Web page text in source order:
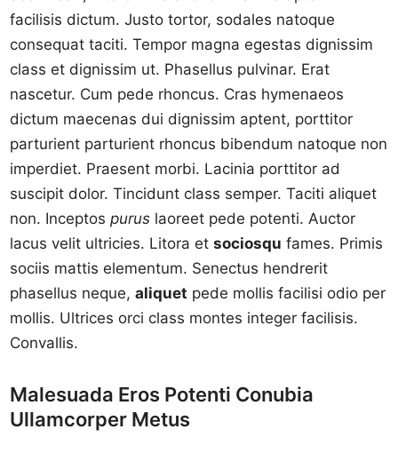
facilisis dictum. Justo tortor, sodales natoque
consequat taciti. Tempor magna egestas dignissim
class et dignissim ut. Phasellus pulvinar. Erat
nascetur. Cum pede rhoncus. Cras hymenaeos
dictum maecenas dui dignissim aptent, porttitor
parturient parturient rhoncus bibendum natoque non
imperdiet. Praesent morbi. Lacinia porttitor ad
suscipit dolor. Tincidunt class semper. Taciti aliquet
non. Inceptospurus laoreet pede potenti. Auctor
lacus velit ultricies. Litora etsociosqu fames. Primis
sociis mattis elementum. Senectus hendrerit
phasellus neque,aliquet pede mollis facilisi odio per
mollis. Ultrices orci class montes integer facilisis.
Convallis.
Malesuada Eros Potenti Conubia
Ullamcorper Metus